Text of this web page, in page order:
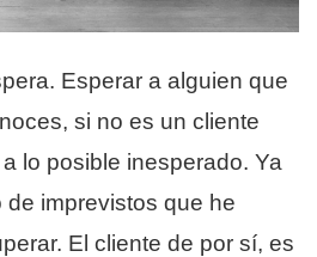
Esperar a alguien que
si no es un cliente
lo posible inesperado. Ya
imprevistos que he
El cliente de por sí, es